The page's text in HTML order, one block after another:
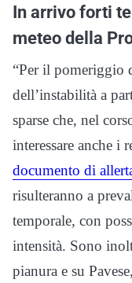
In arrivo forti
meteo della
“Per il pomeriggio
dell’instabilità a
sparse che, nel
interessare anche i
documento di
risulteranno a
temporale, con
intensità. Sono
pianura e su